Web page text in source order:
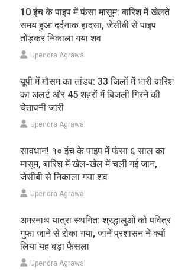
10 इंच के पाइप में फंसा मासूम: बारिश में खेलते
समय हुआ दर्दनाक हादसा, जेसीबी से पाइप
तोड़कर निकाला गया शव
Upendra Agrawal
यूपी में मौसम का तांडव: 33 जिलों में भारी बारिश
का अलर्ट और 45 शहरों में बिजली गिरने की
चेतावनी जारी
Upendra Agrawal
सावधान! १० इंच के पाइप में फंसा ६ साल का
मासूम, बारिश में खेल-खेल में चली गई जान,
जेसीबी से निकाला गया शव
Upendra Agrawal
अमरनाथ यात्रा स्थगित: श्रद्धालुओं को पवित्र
गुफा जाने से रोका गया, जानें प्रशासन ने क्यों
लिया यह बड़ा फैसला
Upendra Agrawal